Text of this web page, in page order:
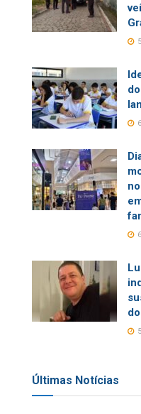
Últimas Notícias